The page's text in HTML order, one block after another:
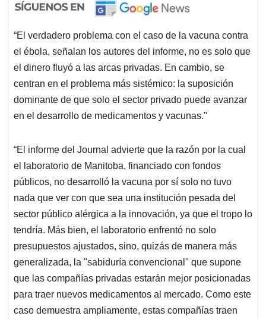
“El verdadero problema con el caso de la vacuna contra
el ébola, señalan los autores del informe, no es solo que
el dinero fluyó a las arcas privadas. En cambio, se
centran en el problema más sistémico: la suposición
dominante de que solo el sector privado puede avanzar
en el desarrollo de medicamentos y vacunas."
“El informe del Journal advierte que la razón por la cual
el laboratorio de Manitoba, financiado con fondos
públicos, no desarrolló la vacuna por sí solo no tuvo
nada que ver con que sea una institución pesada del
sector público alérgica a la innovación, ya que el tropo lo
tendría. Más bien, el laboratorio enfrentó no solo
presupuestos ajustados, sino, quizás de manera más
generalizada, la "sabiduría convencional" que supone
que las compañías privadas estarán mejor posicionadas
para traer nuevos medicamentos al mercado. Como este
caso demuestra ampliamente, estas compañías traen